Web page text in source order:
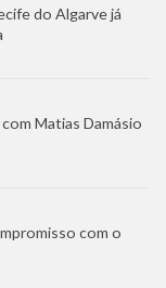
do Algarve já
Matias Damásio
com o